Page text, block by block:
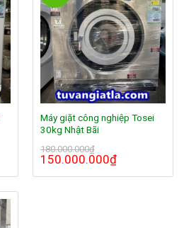
Máy giặt công nghiệp Tosei
30kg Nhật Bãi
180.000.000₫
150.000.000₫